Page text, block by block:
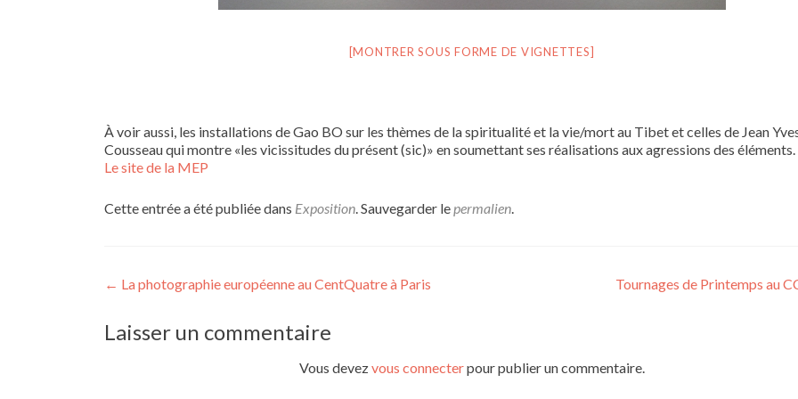
[MONTRER SOUS FORME DE VIGNETTES]
À voir aussi, les installations de Gao BO sur les thèmes de la spiritualité et la vie/mort au Tibet et celles de Jean
Cousseau qui montre «les vicissitudes du présent (sic)» en soumettant ses réalisations aux agressions des éléments.
Le site de la MEP
Cette entrée a été publiée dans Exposition. Sauvegarder lepermalien.
Navigation
de
l’article
← La photographie européenne au CentQuatre à Paris Tournages de Printemps au
Laisser un commentaire
Vous devezvous connecterpour publier un commentaire.